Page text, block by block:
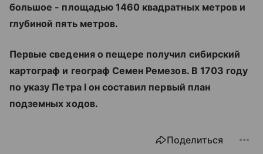
большое - площадью 1460 квадратных метров и
глубиной пять метров.
Первые сведения о пещере получил сибирский
картограф и географ Семен Ремезов. В 1703 году
по указу Петра I он составил первый план
подземных ходов.
Поделиться